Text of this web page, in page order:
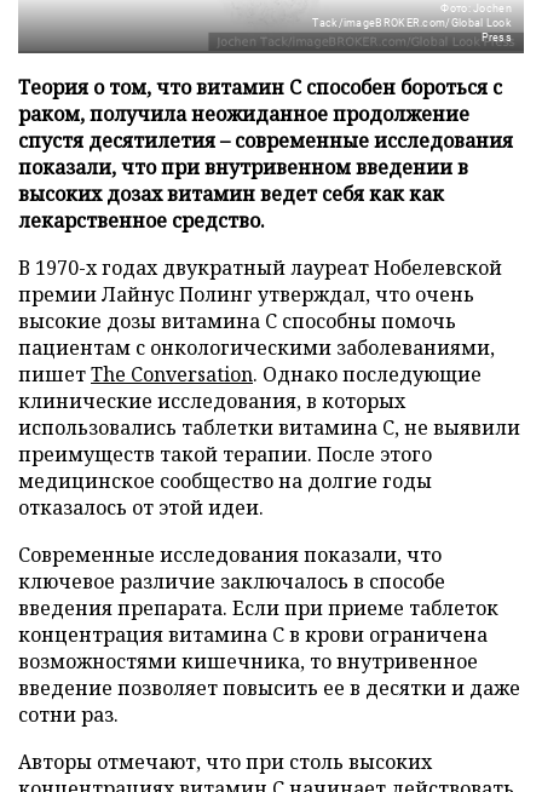
Фото: Jochen
Tack/imageBROKER.com/Global Look
Press
Теория о том, что витамин C способен бороться с
раком, получила неожиданное продолжение
спустя десятилетия – современные исследования
показали, что при внутривенном введении в
высоких дозах витамин ведет себя как как
лекарственное средство.
В 1970-х годах двукратный лауреат Нобелевской
премии Лайнус Полинг утверждал, что очень
высокие дозы витамина C способны помочь
пациентам с онкологическими заболеваниями,
пишетThe Conversation. Однако последующие
клинические исследования, в которых
использовались таблетки витамина C, не выявили
преимуществ такой терапии. После этого
медицинское сообщество на долгие годы
отказалось от этой идеи.
Современные исследования показали, что
ключевое различие заключалось в способе
введения препарата. Если при приеме таблеток
концентрация витамина C в крови ограничена
возможностями кишечника, то внутривенное
введение позволяет повысить ее в десятки и даже
сотни раз.
Авторы отмечают, что при столь высоких